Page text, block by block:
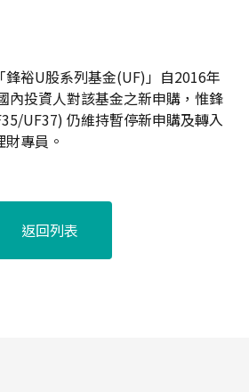
裕U股系列基金(UF)」自2016年
內投資人對該基金之新申購，惟鋒
UF37) 仍維持暫停新申購及轉入
專員。
返回列表